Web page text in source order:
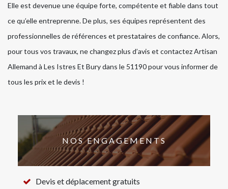
Elle est devenue une équipe forte, compétente et fiable dans tout
ce qu’elle entreprenne. De plus, ses équipes représentent des
professionnelles de références et prestataires de confiance. Alors,
pour tous vos travaux, ne changez plus d’avis et contactez Artisan
Allemand à Les Istres Et Bury dans le 51190 pour vous informer de
tous les prix et le devis !
NOS ENGAGEMENTS
Devis et déplacement gratuits